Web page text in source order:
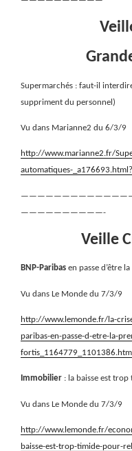
Supermarchés : faut-il
suppriment du personnel)
Vu dans Marianne2 du 6/3/9
http://www.marianne2.fr/
automatiques-
——————————-
Veille
BNP-Paribas en passe d’être la
Vu dans Le Monde du 7/3/9
http://www.lemonde.fr/la-
paribas-en-passe-d-etre-la-
fortis_1164779_1101386.html
Immobilier : la baisse est
Vu dans Le Monde du 7/3/9
http://www.lemonde.fr/
baisse-est-trop-timide-pour-